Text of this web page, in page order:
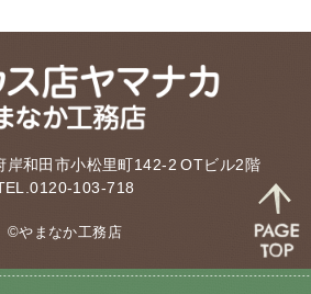
岸和田市小松里町142-2 OTビル2階
103-718
©やまなか工務店